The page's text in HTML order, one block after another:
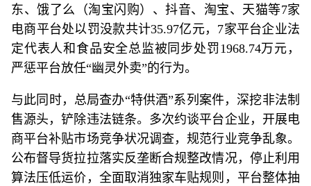
东、饿了么（淘宝闪购）、抖音、淘宝、天猫等7家
电商平台处以罚没款共计35.97亿元，7家平台企业法
定代表人和食品安全总监被同步处罚1968.74万元，
严惩平台放任“幽灵外卖”的行为。
与此同时，总局查办“特供酒”系列案件，深挖非法制
售源头，铲除违法链条。多次约谈平台企业，开展电
商平台补贴市场竞争状况调查，规范行业竞争乱象。
公布督导货拉拉落实反垄断合规整改情况，停止利用
算法压低运价，全面取消独家车贴规则，平台整体抽